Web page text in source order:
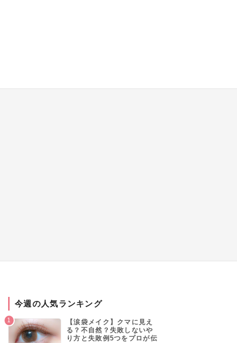
今週の人気ランキング
【涙袋メイク】クマに見え
る？不自然？失敗しないや
り方と失敗例5つをプロが伝